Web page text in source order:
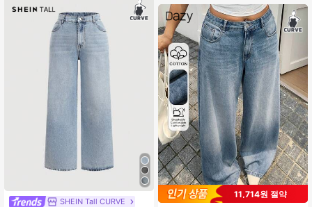
SHEIN Tall CURVE
11,714원 절약